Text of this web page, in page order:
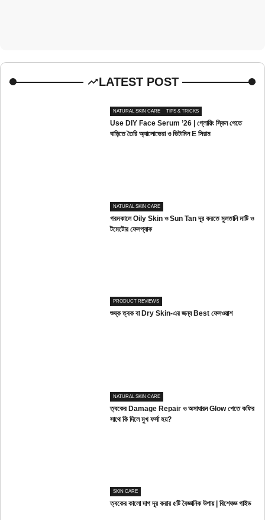
LATEST POST
NATURAL SKIN CARE TIPS & TRICKS
Use DIY Face Serum ’26 | গ্লোয়িং স্কিন পেতে
বাড়িতে তৈরি অ্যালোভেরা ও ভিটামিন E সিরাম
NATURAL SKIN CARE
গরমকালে Oily Skin ও Sun Tan দূর করতে মুলতানি মাটি ও
টমেটোর ফেসপ্যাক
PRODUCT REVIEWS
শুষ্ক ত্বক বা Dry Skin-এর জন্য Best ফেসওয়াশ
NATURAL SKIN CARE
ত্বকের Damage Repair ও অসাধারন Glow পেতে কফির
সাথে কি দিলে মুখ ফর্সা হয়?
SKIN CARE
ত্বকের কালো দাগ দূর করার ৫টি বৈজ্ঞানিক উপায় | বিশেষজ্ঞ গাইড